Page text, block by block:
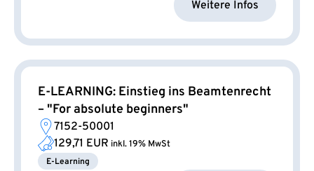
Weitere Infos
E-LEARNING: Einstieg ins Beamtenrecht
– "For absolute beginners"
7152-50001
129,71 EUR inkl. 19% MwSt
E-Learning